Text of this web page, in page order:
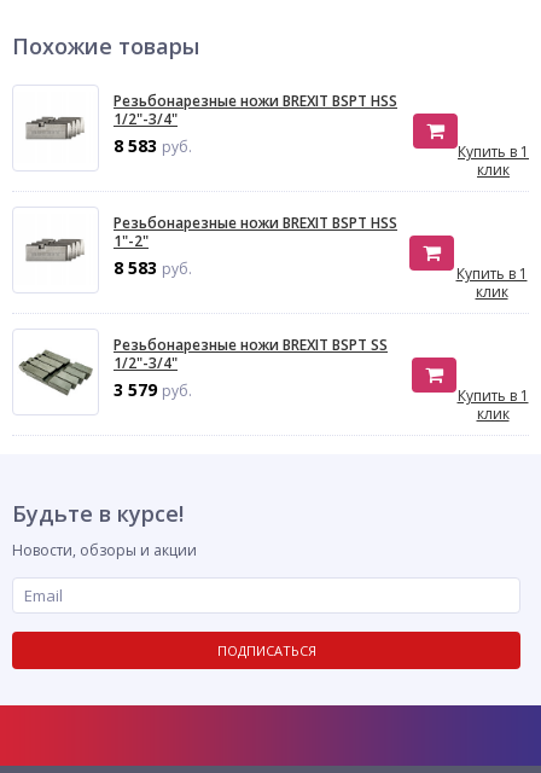
Похожие товары
Резьбонарезные ножи BREXIT BSPT HSS
1/2"-3/4"
8 583 руб.
Купить в 1
клик
Резьбонарезные ножи BREXIT BSPT HSS
1"-2"
8 583 руб.
Купить в 1
клик
Резьбонарезные ножи BREXIT BSPT SS
1/2"-3/4"
3 579 руб.
Купить в 1
клик
Будьте в курсе!
Новости, обзоры и акции
ПОДПИСАТЬСЯ